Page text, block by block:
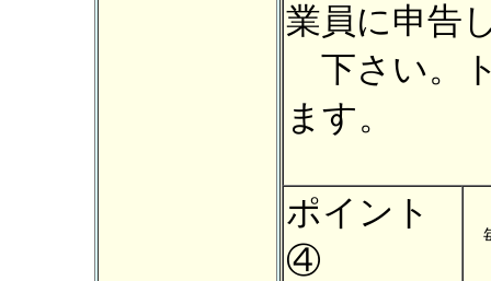
業員に申告
下さい。
ます。
ポイント
④